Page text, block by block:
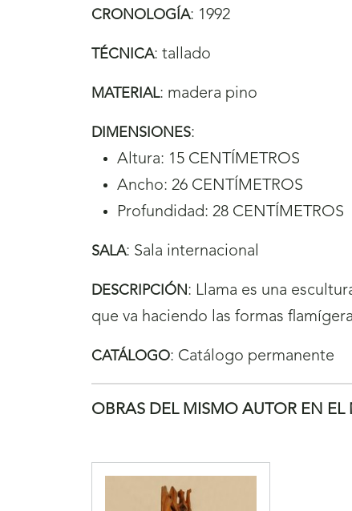
CRONOLOGÍA: 1992
TÉCNICA: tallado
MATERIAL: madera pino
DIMENSIONES:
Altura: 15 CENTÍMETROS
Ancho: 26 CENTÍMETROS
Profundidad: 28 CENTÍMETROS
SALA: Sala internacional
DESCRIPCIÓN: Llama es una
que va haciendo las formas
CATÁLOGO: Catálogo permanente
OBRAS DEL MISMO AUTOR EN EL